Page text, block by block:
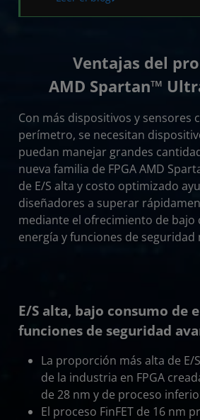
Ventajas del
AMD Spartan™
Con más dispositivos y sensores
perímetro, se necesitan
puedan manejar grandes
nueva familia de FPGA AMD
de E/S alta y costo optimizado
diseñadores a superar
mediante el ofrecimiento de bajo
energía y funciones de seguridad
E/S alta, bajo consumo de
funciones de seguridad
La proporción más alta de E/
de la industria en FPGA
de 28 nm y de proceso
El proceso FinFET de 16 nm